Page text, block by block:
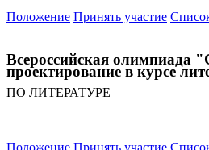
Положение Принять участие
Всероссийская олимпиада
проектирование в курсе
ПО ЛИТЕРАТУРЕ